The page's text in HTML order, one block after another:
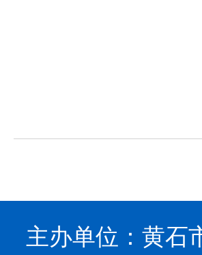
主办单位：黄石